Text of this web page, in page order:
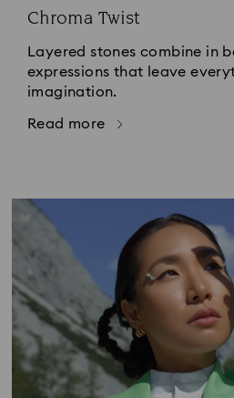
Chroma Twist
Layered stones combine in
expressions that leave
imagination.
Read more